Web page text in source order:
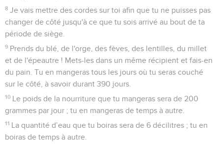
8 Je vais mettre des cordes sur toi afin que tu ne puisses pas
changer de côté jusqu'à ce que tu sois arrivé au bout de ta
période de siège.
9 Prends du blé, de l'orge, des fèves, des lentilles, du millet
et de l'épeautre ! Mets-les dans un même récipient et fais-en
du pain. Tu en mangeras tous les jours où tu seras couché
sur le côté, à savoir durant 390 jours.
10 Le poids de la nourriture que tu mangeras sera de 200
grammes par jour ; tu en mangeras de temps à autre.
11 La quantité d’eau que tu boiras sera de 6 décilitres ; tu en
boiras de temps à autre.